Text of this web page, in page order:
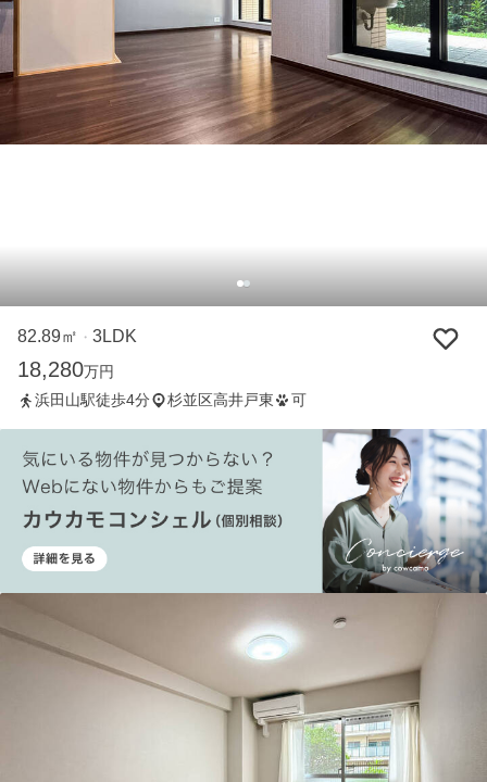
82.89㎡ ・ 3LDK
18,280万円
浜田山駅徒歩4分
杉並区高井戸東 可